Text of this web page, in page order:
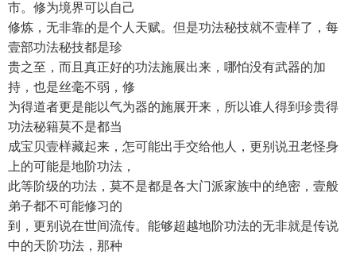
市。修为境界可以自己
修炼，无非靠的是个人天赋。但是功法秘技就不壹样了，每
壹部功法秘技都是珍
贵之至，而且真正好的功法施展出来，哪怕没有武器的加
持，也是丝毫不弱，修
为得道者更是能以气为器的施展开来，所以谁人得到珍贵得
功法秘籍莫不是都当
成宝贝壹样藏起来，怎可能出手交给他人，更别说丑老怪身
上的可能是地阶功法，
此等阶级的功法，莫不是都是各大门派家族中的绝密，壹般
弟子都不可能修习的
到，更别说在世间流传。能够超越地阶功法的无非就是传说
中的天阶功法，那种